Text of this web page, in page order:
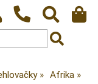
Afrika